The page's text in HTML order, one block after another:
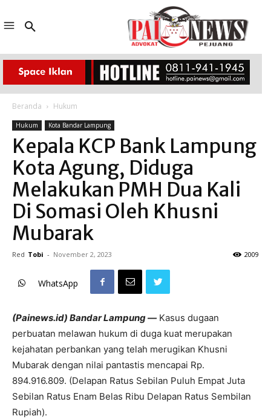
Beranda Hukum
Hukum Kota Bandar Lampung
Kepala KCP Bank Lampung
Kota Agung, Diduga
Melakukan PMH Dua Kali
Di Somasi Oleh Khusni
Mubarak
Red Tobi - November 2, 2023 2009
WhatsApp
(Painews.id) Bandar Lampung — Kasus dugaan
perbuatan melawan hukum di duga kuat merupakan
kejahatan perbankan yang telah merugikan Khusni
Mubarak dengan nilai pantastis mencapai Rp.
894.916.809. (Delapan Ratus Sebilan Puluh Empat Juta
Sebilan Ratus Enam Belas Ribu Delapan Ratus Sembilan
Rupiah).